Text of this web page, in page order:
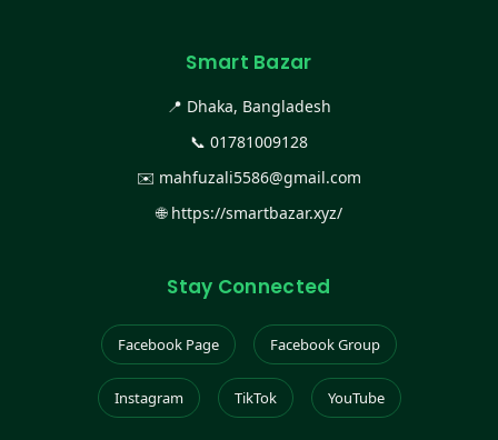
Smart Bazar
📍 Dhaka, Bangladesh
📞 01781009128
✉️ mahfuzali5586@gmail.com
🌐 https://smartbazar.xyz/
Stay Connected
Facebook Page Facebook Group
Instagram TikTok YouTube